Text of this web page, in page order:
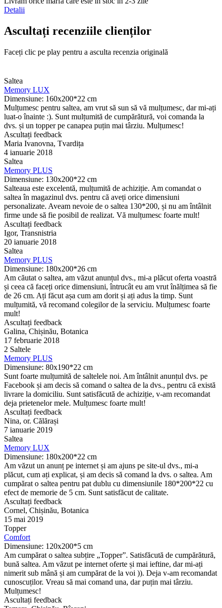
Detalii
Ascultați recenziile clienților
Faceți clic pe play pentru a asculta recenzia originală
Saltea
Memory LUX
Dimensiune: 160x200*22 cm
Mulțumesc pentru saltea, am vrut să sun să vă mulțumesc, dar mi-ați
luat-o înainte :). Sunt mulțumită de cumpărătură, voi comanda la
dvs. și un topper pe canapea puțin mai târziu. Mulțumesc!
Ascultați feedback
Maria Ivanovna, Tvardița
4 ianuarie 2018
Saltea
Memory PLUS
Dimensiune: 130х200*22 cm
Salteaua este excelentă, mulțumită de achiziție. Am comandat o
saltea în magazinul dvs. pentru că aveți orice dimensiuni
personalizate. Aveam nevoie de o saltea 130*200, și nu am întâlnit
firme unde să fie posibil de realizat. Vă mulțumesc foarte mult!
Ascultați feedback
Igor, Transnistria
20 ianuarie 2018
Saltea
Memory PLUS
Dimensiune: 180x200*26 cm
Am căutat o saltea, am văzut anunțul dvs., mi-a plăcut oferta voastră
și ceea că faceți orice dimensiuni, întrucât eu am vrut înălțimea să fie
de 26 cm. Ați făcut așa cum am dorit și ați adus la timp. Sunt
mulțumită, vă recomand colegilor de la serviciu. Mulțumesc foarte
mult!
Ascultați feedback
Galina, Chișinău, Botanica
17 februarie 2018
2 Saltele
Memory PLUS
Dimensiune: 80x190*22 cm
Sunt foarte mulțumită de saltelele noi. Am întâlnit anunțul dvs. pe
Facebook și am decis să comand o saltea de la dvs., pentru că există
livrare la domiciliu. Sunt satisfăcută de achiziție, v-am recomandat
deja prietenelor mele. Mulțumesc foarte mult!
Ascultați feedback
Nina, or. Călărași
7 ianuarie 2019
Saltea
Memory LUX
Dimensiune: 180x200*22 cm
Am văzut un anunț pe internet și am ajuns pe site-ul dvs., mi-a
plăcut, cum ați explicat, și am decis să comand la dvs. o saltea. Am
cumpărat o saltea pentru pat dublu cu dimensiunile 180*200*22 cu
efect de memorie de 5 cm. Sunt satisfăcut de calitate.
Ascultați feedback
Cornel, Chișinău, Botanica
15 mai 2019
Topper
Comfort
Dimensiune: 120x200*5 cm
Am cumpărat o saltea subțire „Topper”. Satisfăcută de cumpărătură,
bună saltea. Am văzut pe internet oferte și mai ieftine, dar mi-ați
nimerit sub mână și am cumpărat de la voi )). Deja v-am recomandat
cunoscuților. Vreau să mai comand una, dar puțin mai târziu.
Mulțumesc!
Ascultați feedback